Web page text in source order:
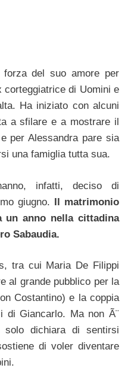
forza del suo amore per
di Uomini e
Ha iniziato con alcuni
a sfilare e a mostrare il
per Alessandra pare sia
una famiglia tutta sua.
infatti, deciso di
giugno. Il matrimonio
anno nella cittadina
Sabaudia.
tra cui Maria De Filippi
al grande pubblico per la
Costantino) e la coppia
di Giancarlo. Ma non Ã¨
solo dichiara di sentirsi
di voler diventare